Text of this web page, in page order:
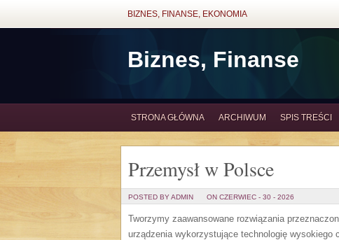
BIZNES, FINANSE, EKONOMIA
Biznes, Finanse
STRONA GŁÓWNA ARCHIWUM SPIS TREŚCI
Przemysł w Polsce
POSTED BY ADMIN ON CZERWIEC - 30 - 2026
Tworzymy zaawansowane rozwiązania
urządzenia wykorzystujące technologię wysokiego